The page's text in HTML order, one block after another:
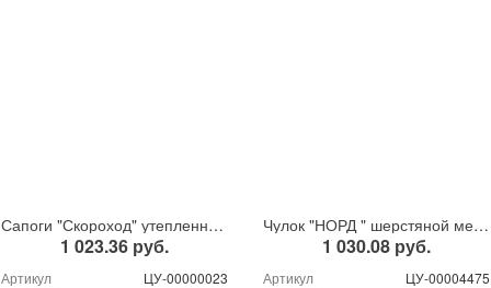
Сапоги "Скороход" утепленные иск.мех
1 023.36 руб.
Артикул ЦУ-00000023
Чулок "НОРД " шерстяной мех фольгированный
1 030.08 руб.
Артикул ЦУ-00004475